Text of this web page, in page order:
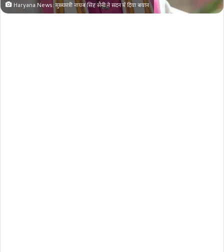
Haryana News: मुख्यमंत्री नायब सिंह सैनी ने सदन में दिया बयान